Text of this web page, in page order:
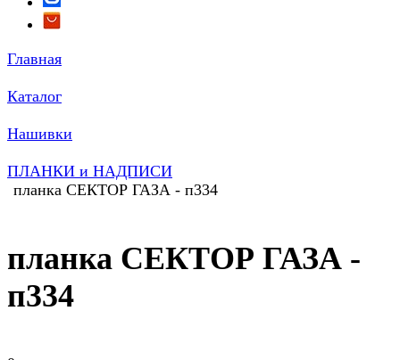
Главная
Каталог
Нашивки
ПЛАНКИ и НАДПИСИ
планка СЕКТОР ГАЗА - п334
планка СЕКТОР ГАЗА -
п334